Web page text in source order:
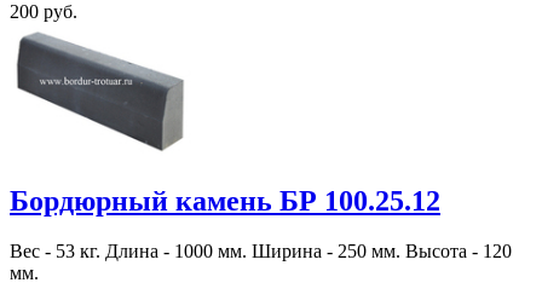
200 руб.
Бордюрный камень БР 100.25.12
Вес - 53 кг. Длина - 1000 мм. Ширина - 250 мм. Высота - 120
мм.